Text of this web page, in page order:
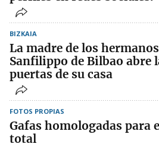
BIZKAIA
La madre de los hermanos
Sanfilippo de Bilbao abre
puertas de su casa
FOTOS PROPIAS
Gafas homologadas para
total